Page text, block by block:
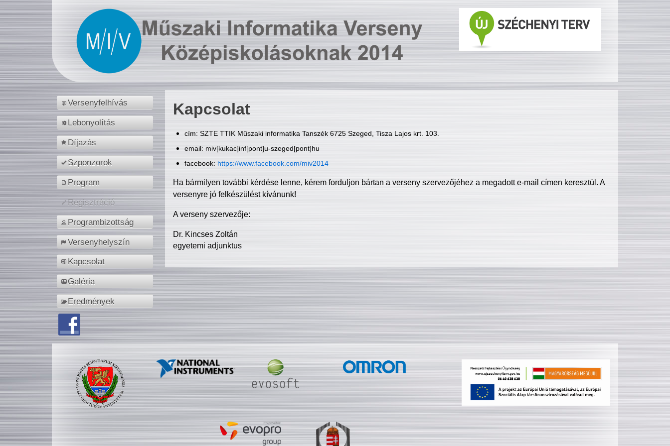
Versenyfelhívás
Lebonyolítás
Díjazás
Szponzorok
Program
Regisztráció
Programbizottság
Versenyhelyszín
Kapcsolat
Galéria
Eredmények
Kapcsolat
cím: SZTE TTIK Műszaki informatika Tanszék 6725 Szeged, Tisza Lajos krt. 103.
email: miv[kukac]inf[pont]u-szeged[pont]hu
facebook: https://www.facebook.com/miv2014
Ha bármilyen további kérdése lenne, kérem forduljon bártan a verseny szervezőjéhez a megadott e-mail címen keresztül. A
versenyre jó felkészülést kívánunk!
A verseny szervezője:
Dr. Kincses Zoltán
egyetemi adjunktus